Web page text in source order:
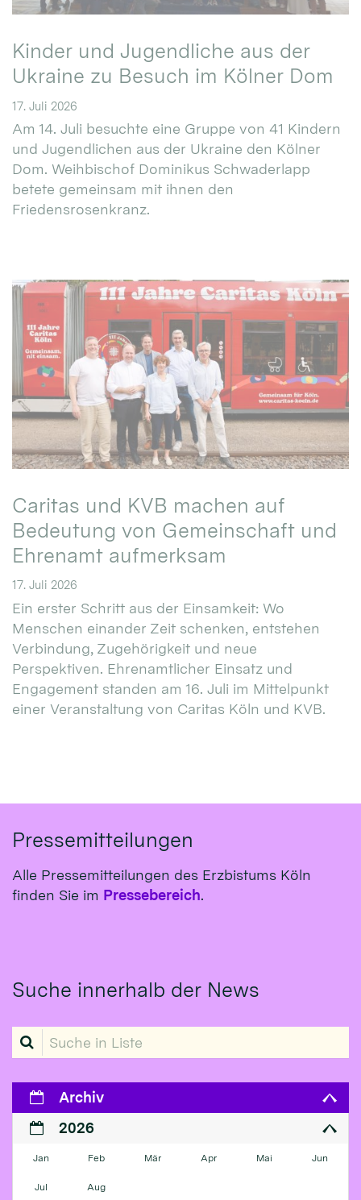
Kinder und Jugendliche aus der
Ukraine zu Besuch im Kölner Dom
17. Juli 2026
Am 14. Juli besuchte eine Gruppe von 41 Kindern
und Jugendlichen aus der Ukraine den Kölner
Dom. Weihbischof Dominikus Schwaderlapp
betete gemeinsam mit ihnen den
Friedensrosenkranz.
Caritas und KVB machen auf
Bedeutung von Gemeinschaft und
Ehrenamt aufmerksam
17. Juli 2026
Ein erster Schritt aus der Einsamkeit: Wo
Menschen einander Zeit schenken, entstehen
Verbindung, Zugehörigkeit und neue
Perspektiven. Ehrenamtlicher Einsatz und
Engagement standen am 16. Juli im Mittelpunkt
einer Veranstaltung von Caritas Köln und KVB.
Pressemitteilungen
Alle Pressemitteilungen des Erzbistums Köln
finden Sie im Pressebereich.
Suche innerhalb der News
Suche in Liste
Archiv
2026
Jan Feb Mär Apr Mai Jun
Jul Aug